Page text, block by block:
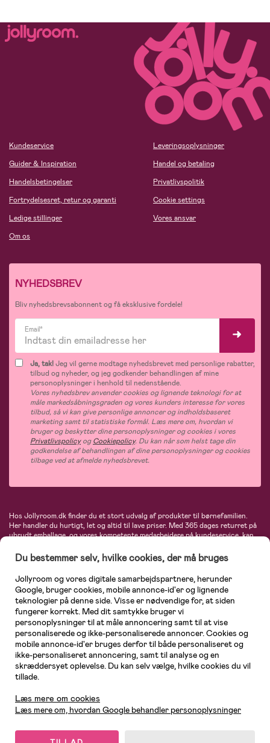
Kundeservice
Guider & Inspiration
Handelsbetingelser
Fortrydelsesret, retur og garanti
Ledige stillinger
Om os
Leveringsoplysninger
Handel og betaling
Privatlivspolitik
Cookie settings
Vores ansvar
NYHEDSBREV
Bliv nyhedsbrevsabonnent og få eksklusive fordele!
Email*
Ja, tak!Jeg vil gerne modtage nyhedsbrevet med personlige rabatter,
tilbud og nyheder, og jeg godkender behandlingen af mine
personoplysninger i henhold til nedenstående.
Vores nyhedsbrev anvender cookies og lignende teknologi for at
måle markedsåbningsgraden og vores kunders interesse for vores
tilbud, så vi kan give personlige annoncer og indholdsbaseret
marketing samt til statistiske formål. Læs mere om, hvordan vi
bruger og beskytter dine personoplysninger og cookies i vores
PrivatlivspolicyogCookiepolicy. Du kan når som helst tage din
godkendelse af behandlingen af dine personoplysninger og cookies
tilbage ved at afmelde nyhedsbrevet.
Hos Jollyroom.dk finder du et stort udvalg af produkter til børnefamilien.
Her handler du hurtigt, let og altid til lave priser. Med 365 dages returret på
ubrudt emballage, og vores kompetente medarbejdere på kundeservice, kan
barnevogne, autostole, børne- og babytøj, produkter til gravide og ammende
mødre, indretning og inspiration, legetøj, babyudstyr og meget mere. Vi
tilbyder produkter fra velkendte varemærker som Britax, Maxi-Cosi, Baby
Jogger, BabyBjörn, Didriksons, KidKraft, Ergobaby, Phillips Avent, Neonate,
Cybex, LEGO og mange flere. Kort sagt - et kæmpe sortiment venter på dig!
Du bestemmer selv, hvilke cookies, der må bruges
Jollyroom og vores digitale samarbejdspartnere, herunder
Google, bruger cookies, mobile annonce-id'er og lignende
teknologier på denne side. Visse er nødvendige for, at siden
fungerer korrekt. Med dit samtykke bruger vi
personoplysninger til at måle annoncering samt til at vise
personaliserede og ikke-personaliserede annoncer. Cookies og
mobile annonce-id'er bruges derfor til både personaliseret og
ikke-personaliseret annoncering, samt til analyse og en
skræddersyet oplevelse. Du kan selv vælge, hvilke cookies du vil
tillade.
Læs mere om cookies
Læs mere om, hvordan Google behandler personoplysninger